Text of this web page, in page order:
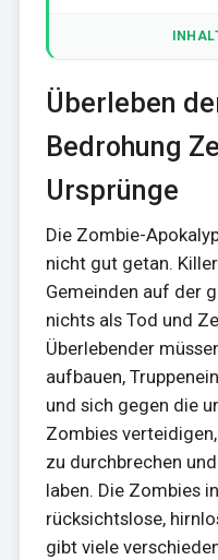
Überleben
Bedrohung
Ursprünge
Die Zombie-
nicht gut getan.
Gemeinden auf der
nichts als Tod und
Überlebender
aufbauen,
und sich gegen die
Zombies
zu durchbrechen
laben. Die Zombies
rücksichtslose,
gibt viele